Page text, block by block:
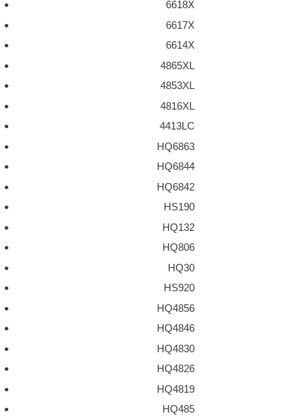
6618X
6617X
6614X
4865XL
4853XL
4816XL
4413LC
HQ6863
HQ6844
HQ6842
HS190
HQ132
HQ806
HQ30
HS920
HQ4856
HQ4846
HQ4830
HQ4826
HQ4819
HQ485